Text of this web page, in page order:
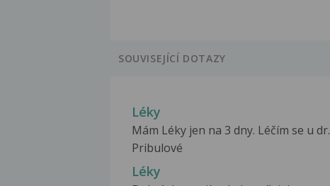
SOUVISEJÍCÍ DOTAZY
Léky
Mám Léky jen na 3 dny. Léčím se u dr.
Pribulové
Léky